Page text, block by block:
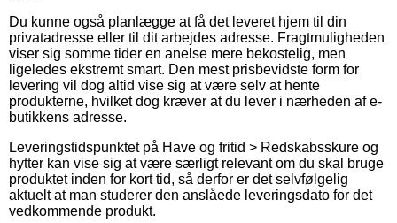
Du kunne også planlægge at få det leveret hjem til din
privatadresse eller til dit arbejdes adresse. Fragtmuligheden
viser sig somme tider en anelse mere bekostelig, men
ligeledes ekstremt smart. Den mest prisbevidste form for
levering vil dog altid vise sig at være selv at hente
produkterne, hvilket dog kræver at du lever i nærheden af e-
butikkens adresse.
Leveringstidspunktet på Have og fritid > Redskabsskure og
hytter kan vise sig at være særligt relevant om du skal bruge
produktet inden for kort tid, så derfor er det selvfølgelig
aktuelt at man studerer den anslåede leveringsdato for det
vedkommende produkt.